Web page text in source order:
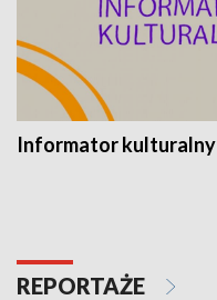
Informator kulturalny
REPORTAŻE